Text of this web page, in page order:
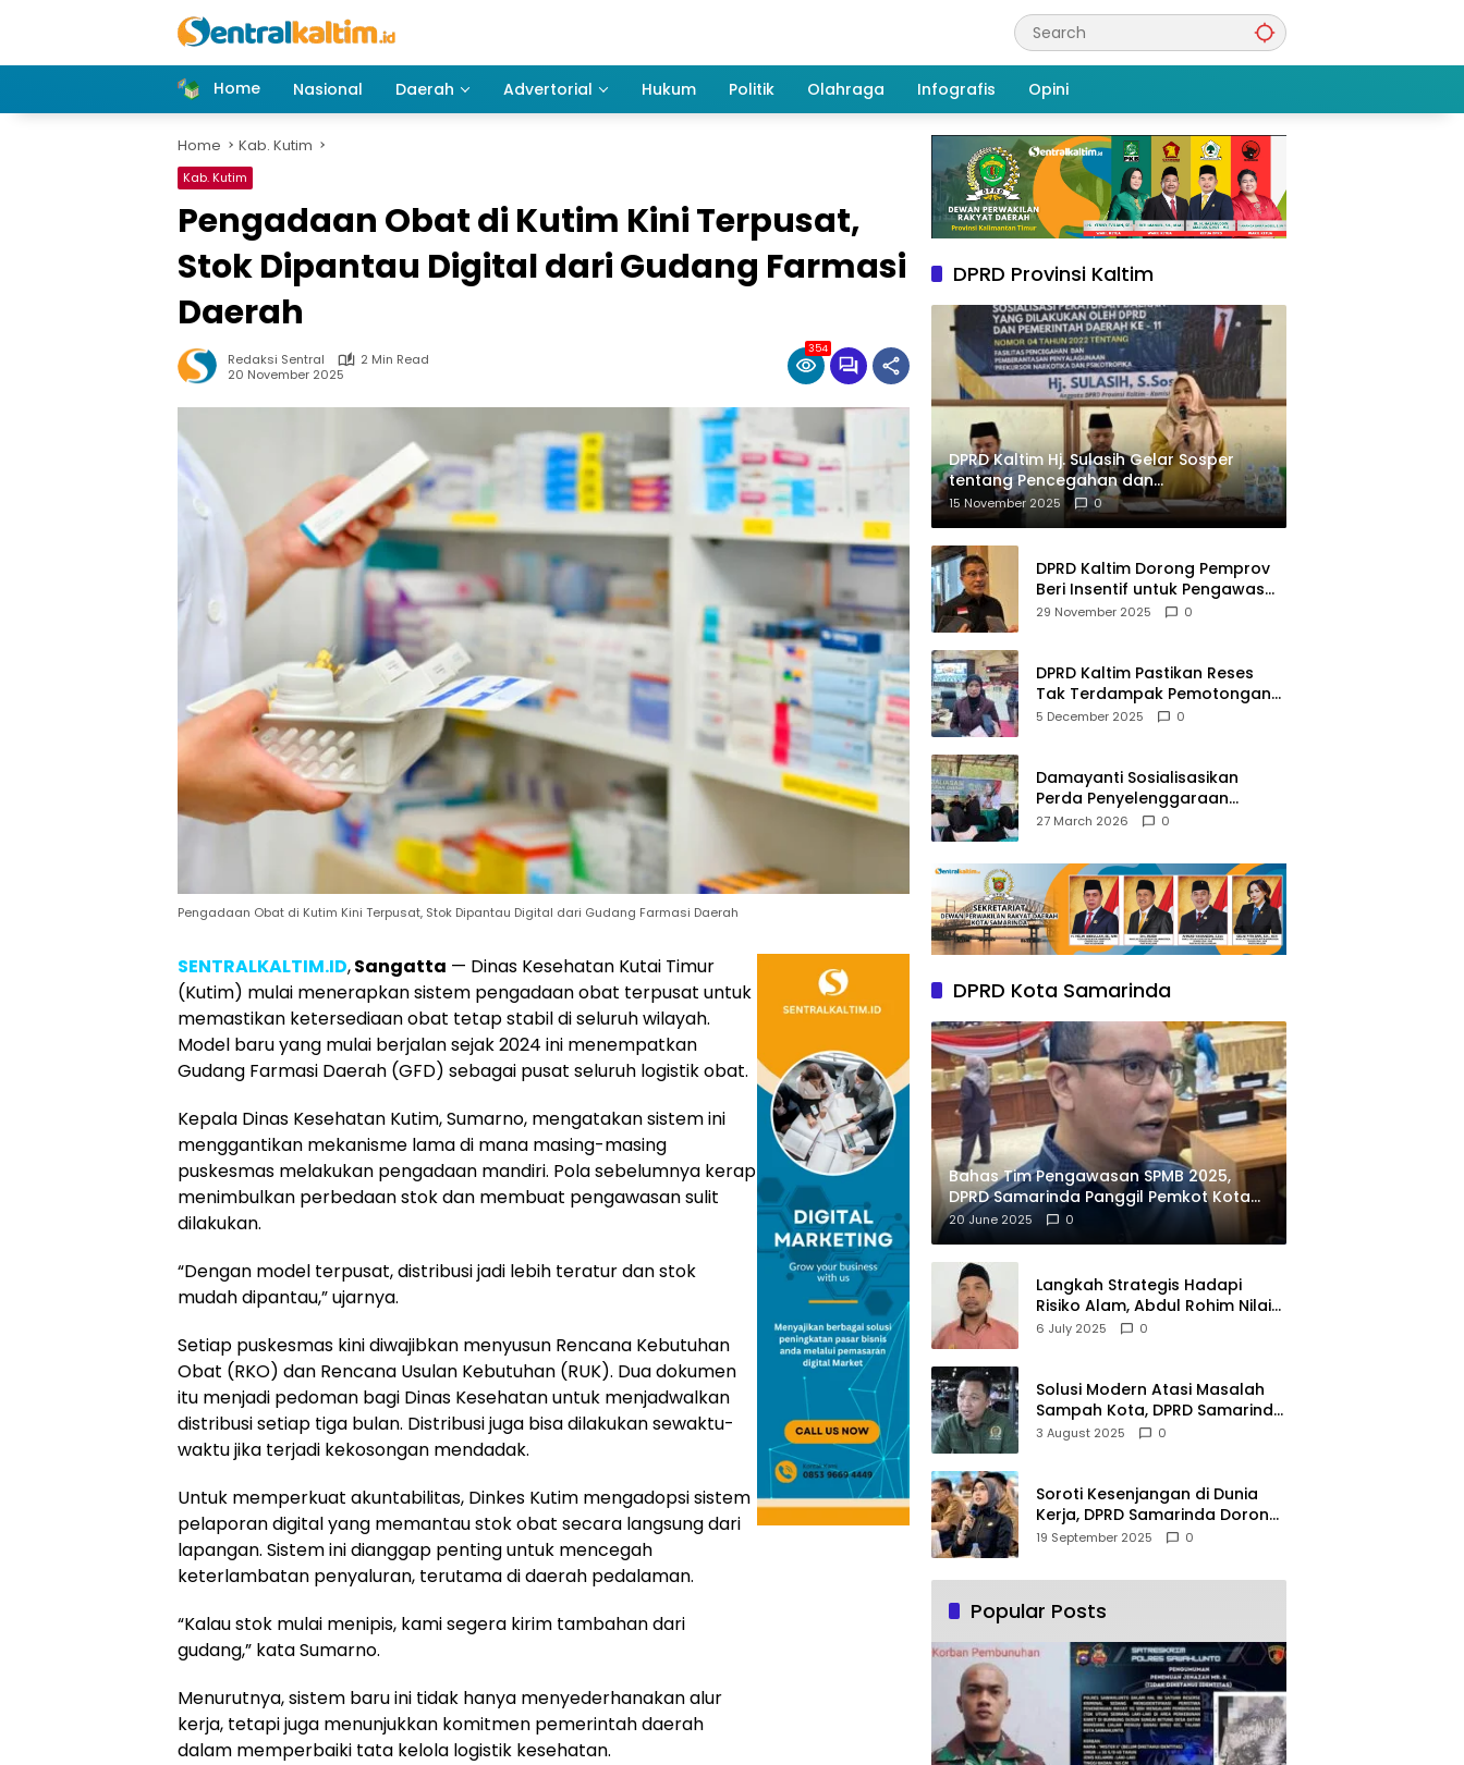
Home
Nasional Daerah Advertorial Hukum Politik Olahraga Infografis Opini
Home Kab. Kutim
Kab. Kutim
Pengadaan Obat di Kutim Kini Terpusat,
Stok Dipantau Digital dari Gudang Farmasi
Daerah
Redaksi Sentral
2 Min Read
20 November 2025
354
Pengadaan Obat di Kutim Kini Terpusat, Stok Dipantau Digital dari Gudang Farmasi Daerah
SENTRALKALTIM.ID,Sangatta — Dinas Kesehatan Kutai Timur
(Kutim) mulai menerapkan sistem pengadaan obat terpusat untuk
memastikan ketersediaan obat tetap stabil di seluruh wilayah.
Model baru yang mulai berjalan sejak 2024 ini menempatkan
Gudang Farmasi Daerah (GFD) sebagai pusat seluruh logistik obat.
Kepala Dinas Kesehatan Kutim, Sumarno, mengatakan sistem ini
menggantikan mekanisme lama di mana masing-masing
puskesmas melakukan pengadaan mandiri. Pola sebelumnya kerap
menimbulkan perbedaan stok dan membuat pengawasan sulit
dilakukan.
“Dengan model terpusat, distribusi jadi lebih teratur dan stok
mudah dipantau,” ujarnya.
Setiap puskesmas kini diwajibkan menyusun Rencana Kebutuhan
Obat (RKO) dan Rencana Usulan Kebutuhan (RUK). Dua dokumen
itu menjadi pedoman bagi Dinas Kesehatan untuk menjadwalkan
distribusi setiap tiga bulan. Distribusi juga bisa dilakukan sewaktu-
waktu jika terjadi kekosongan mendadak.
Untuk memperkuat akuntabilitas, Dinkes Kutim mengadopsi sistem
pelaporan digital yang memantau stok obat secara langsung dari
lapangan. Sistem ini dianggap penting untuk mencegah
keterlambatan penyaluran, terutama di daerah pedalaman.
“Kalau stok mulai menipis, kami segera kirim tambahan dari
gudang,” kata Sumarno.
Menurutnya, sistem baru ini tidak hanya menyederhanakan alur
kerja, tetapi juga menunjukkan komitmen pemerintah daerah
dalam memperbaiki tata kelola logistik kesehatan.
DPRD Provinsi Kaltim
DPRD Kaltim Hj. Sulasih Gelar Sosper
tentang Pencegahan dan
Pemberantasan NAPZA
15 November 2025 0
DPRD Kaltim Dorong Pemprov
Beri Insentif untuk Pengawas
Madrasah dan Pendidikan
29 November 2025 0
DPRD Kaltim Pastikan Reses
Tak Terdampak Pemotongan
Transfer Dana Pusat
5 December 2025 0
Damayanti Sosialisasikan
Perda Penyelenggaraan
Pendidikan Pancasila dan
27 March 2026 0
DPRD Kota Samarinda
Bahas Tim Pengawasan SPMB 2025,
DPRD Samarinda Panggil Pemkot Kota
Tepian
20 June 2025 0
Langkah Strategis Hadapi
Risiko Alam, Abdul Rohim Nilai
Samarinda Siap Jadi Pusat
6 July 2025 0
Solusi Modern Atasi Masalah
Sampah Kota, DPRD Samarinda
Dukung Penuh Proyek PLTSA
3 August 2025 0
Soroti Kesenjangan di Dunia
Kerja, DPRD Samarinda Dorong
Pemkot Gencarkan
19 September 2025 0
Popular Posts